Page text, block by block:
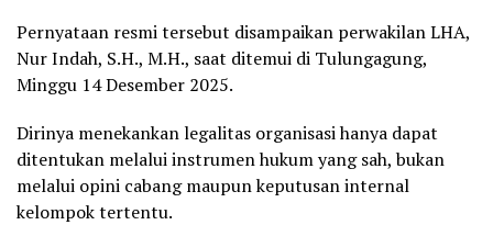
Pernyataan resmi tersebut disampaikan perwakilan LHA,
Nur Indah, S.H., M.H., saat ditemui di Tulungagung,
Minggu 14 Desember 2025.
Dirinya menekankan legalitas organisasi hanya dapat
ditentukan melalui instrumen hukum yang sah, bukan
melalui opini cabang maupun keputusan internal
kelompok tertentu.